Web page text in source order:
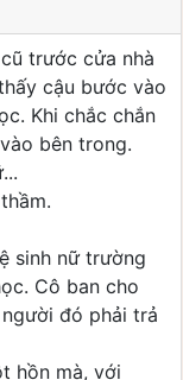
trước cửa nhà
cậu bước vào
Khi chắc chắn
bên trong.
sinh nữ trường
Cô ban cho
đó phải trả
hồn mà, với